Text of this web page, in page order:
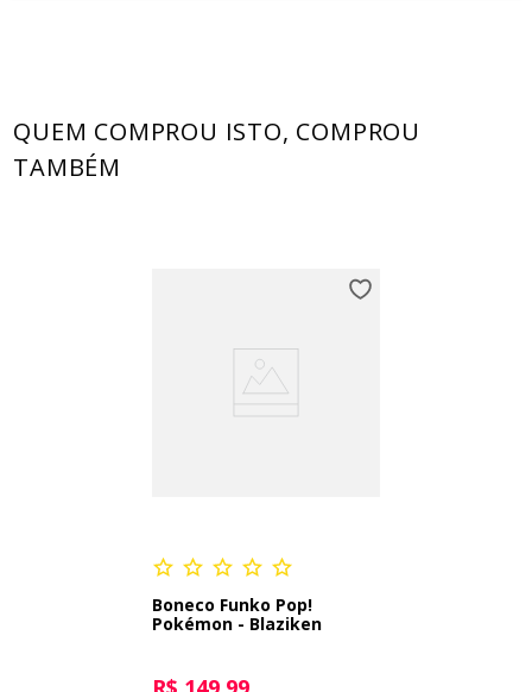
QUEM COMPROU ISTO, COMPROU
TAMBÉM
Boneco Funko Pop!
Pokémon - Blaziken